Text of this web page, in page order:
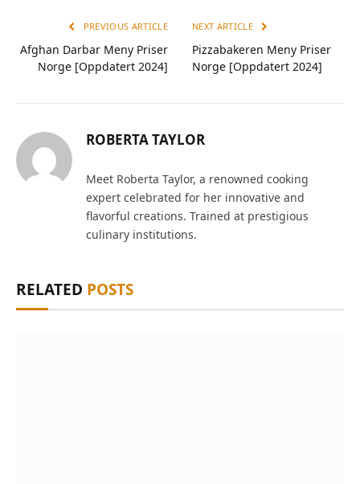
PREVIOUS ARTICLE
Afghan Darbar Meny Priser
Norge [Oppdatert 2024]
NEXT ARTICLE
Pizzabakeren Meny Priser
Norge [Oppdatert 2024]
ROBERTA TAYLOR
Meet Roberta Taylor, a renowned cooking
expert celebrated for her innovative and
flavorful creations. Trained at prestigious
culinary institutions.
RELATED POSTS